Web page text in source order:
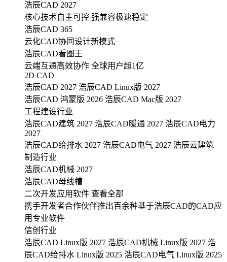
浩辰CAD 2027
核心技术自主可控 强兼容极速稳定
浩辰CAD 365
云化CAD协同设计新模式
浩辰CAD看图王
云端互通高效协作 全球用户超1亿
2D CAD
浩辰CAD 2027 浩辰CAD Linux版 2027
浩辰CAD 鸿蒙版 2026 浩辰CAD Mac版 2027
工程建设行业
浩辰CAD建筑 2027 浩辰CAD暖通 2027 浩辰CAD电力
2027
浩辰CAD给排水 2027 浩辰CAD电气 2027 浩辰云建筑
制造行业
浩辰CAD机械 2027
浩辰CAD母线槽
二次开发应用软件 查看全部
携手开发者合作伙伴推出百余种基于浩辰CAD的CAD应
用专业软件
信创行业
浩辰CAD Linux版 2027 浩辰CAD机械 Linux版 2027 浩
辰CAD给排水 Linux版 2025 浩辰CAD电气 Linux版 2025